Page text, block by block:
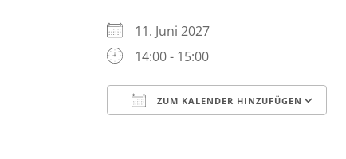
11. Juni 2027
14:00 - 15:00
ZUM KALENDER HINZUFÜGEN